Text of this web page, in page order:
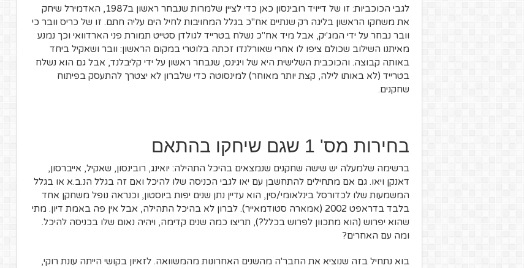
לגבי הכוכביות: זו של דייויד רובינסון כאן כדי לציין שלמרות שנבחר ראשון ב1987, האדמירל שיחק
את משחקו הראשון בליגה רק שנתיים אח"כ בגלל המחויבות לחיל הים עליה חתם. זו של כריס וובר כי
וובר נבחר על ידי המג'יק, אבל מיד אח"כ נשלח בטרייד לגולדן סטייט תמורת פני הארדוואי וכך נמנע
מאיתנו השילוב שכולם ציפו לו אחרי שאורלנדו זכתה בלוטרי במקום הראשון: וובר ושאקיל ביחד
באותה קבוצה. והכוכבית השלישית היא של ויגינס, שנבחר ראשון על ידי קליבלנד, אבל גם הוא נשלח
בטרייד (לא באותו לילה, קצת יותר מאוחר) למינסוטה כדי שלברון לא יצטרך להתעסק בפיתוח
שחקנים.
בחירות מס' 1 שגם שיחקו בהתאם
ברשימה שלמעלה יש שישה שחקנים שנמצאים בהיכל התהילה: יואינג, רובינסון, שאקיל, אייברסון,
דאנקן ויאו. גם אם מתחילים להתחשבן עם יאו לגבי הכניסה שלו להיכל ואם זה בגלל הנ.ב.א או בגלל
המשמעות שלו לכדורסל בינלאומי/סין, הוא עדיין נתן שנים יפות ביוסטון, וכנראה נופל משחקן אחד
בלבד בדראפט 2002 (אמארה סטודמאייר). לברון לא בהיכל התהילה, אבל אין פה באמת דיון. מתי
שהוא יפרוש (הוא מתכוון לפרוש בכלל?), תריצו כמה שנים קדימה, ויהיה נאום שלו בכניסה להיכל.
ומה עם האחרים?
בוא נתחיל בזה שנוציא את החבר'ה מהשנים האחרונות מהמשוואה. לזאיון בקושי הייתה עונת רוקי,